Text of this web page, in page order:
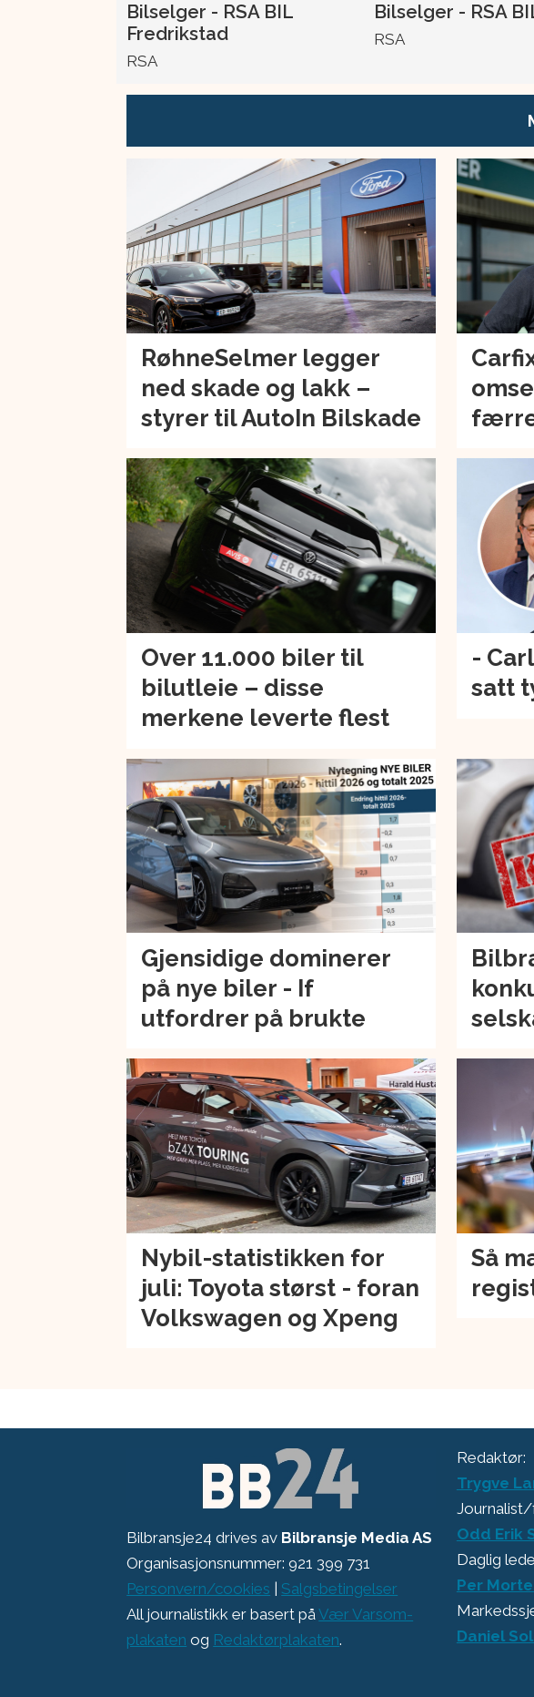
Bilselger - RSA BIL
Fredrikstad
RSA
Bilselger - RSA
RSA
RøhneSelmer legger
ned skade og lakk –
styrer til AutoIn Bilskade
Over 11.000 biler til
bilutleie – disse
merkene leverte flest
-
satt
Gjensidige dominerer
på nye biler - If
utfordrer på brukte
Nybil-statistikken for
juli: Toyota størst - foran
Volkswagen og Xpeng
Så
Bilbransje24 drives av Bilbransje Media AS
Organisasjonsnummer: 921 399 731
Personvern/cookies | Salgsbetingelser
All journalistikk er basert påVær Varsom-
plakaten og Redaktørplakaten.
Redaktør:
Trygve
Odd Erik
Daglig
Per
Daniel